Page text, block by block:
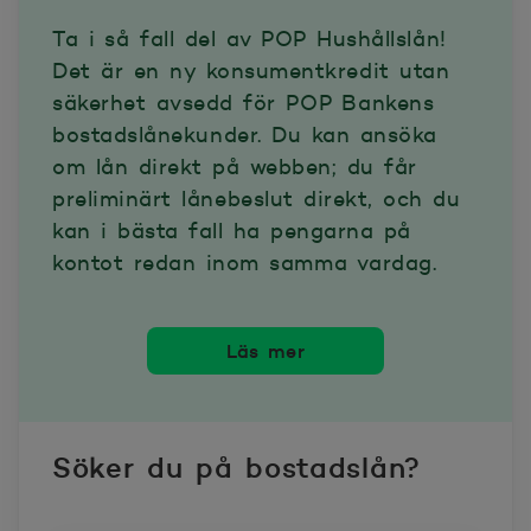
Ta i så fall del av POP Hushållslån!
Det är en ny konsumentkredit utan
säkerhet avsedd för POP Bankens
bostadslånekunder. Du kan ansöka
om lån direkt på webben; du får
preliminärt lånebeslut direkt, och du
kan i bästa fall ha pengarna på
kontot redan inom samma vardag.
Läs mer
Söker du på bostadslån?